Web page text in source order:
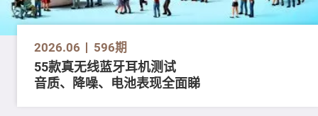
2026.06 596期
55款真无线蓝牙耳机测试
音质、降噪、电池表现全面睇